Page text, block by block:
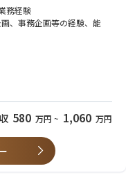
業務経験
、事務企画等の経験、能
580 万円 ~ 1,060 万円